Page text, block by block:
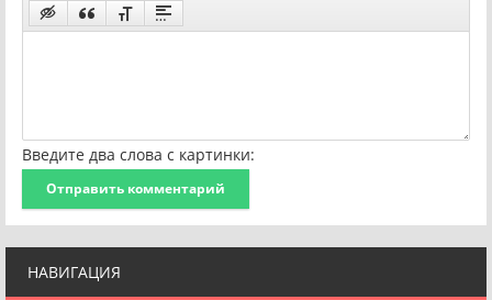
НАВИГАЦИЯ
Введите два слова с картинки:
Отправить комментарий